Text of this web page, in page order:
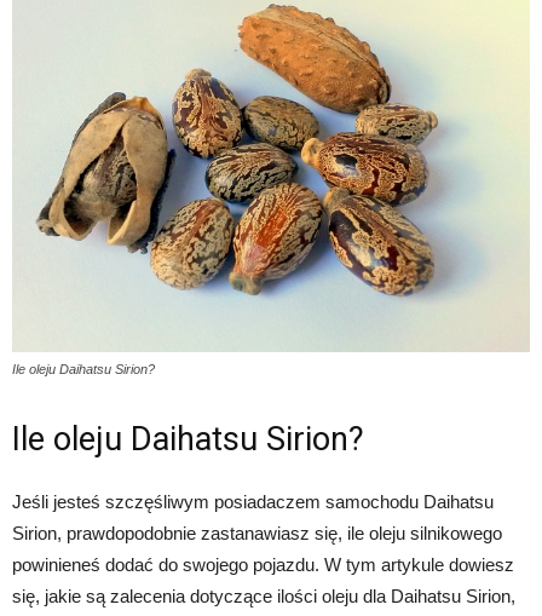
Ile oleju Daihatsu Sirion?
Ile oleju Daihatsu Sirion?
Jeśli jesteś szczęśliwym posiadaczem samochodu Daihatsu
Sirion, prawdopodobnie zastanawiasz się, ile oleju silnikowego
powinieneś dodać do swojego pojazdu. W tym artykule dowiesz
się, jakie są zalecenia dotyczące ilości oleju dla Daihatsu Sirion,